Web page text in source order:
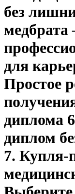
без
медбрата
для
Простое
диплома
диплом
7. Купля-